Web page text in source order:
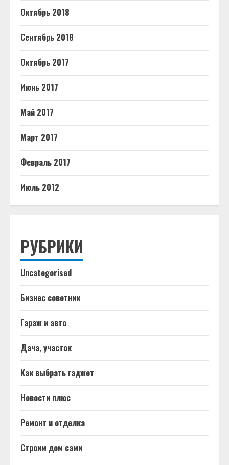
Октябрь 2018
Сентябрь 2018
Октябрь 2017
Июнь 2017
Май 2017
Март 2017
Февраль 2017
Июль 2012
РУБРИКИ
Uncategorised
Бизнес советник
Гараж и авто
Дача, участок
Как выбрать гаджет
Новости плюс
Ремонт и отделка
Строим дом сами